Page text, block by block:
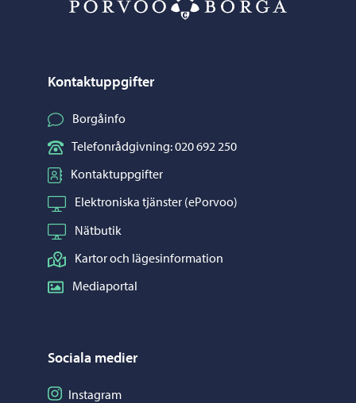
Kontaktuppgifter
Borgåinfo
Telefonrådgivning: 020 692 250
Kontaktuppgifter
Elektroniska tjänster (ePorvoo)
Nätbutik
Kartor och lägesinformation
Mediaportal
Sociala medier
Följ på Instagram
Instagram